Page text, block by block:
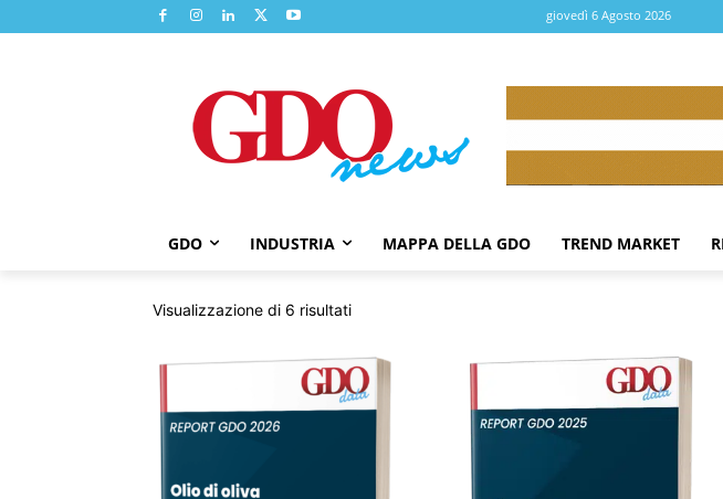
giovedì 6 Agosto 2026
GDO INDUSTRIA MAPPA DELLA GDO TREND MARKET
Visualizzazione di 6 risultatiOrdina
base
al
più